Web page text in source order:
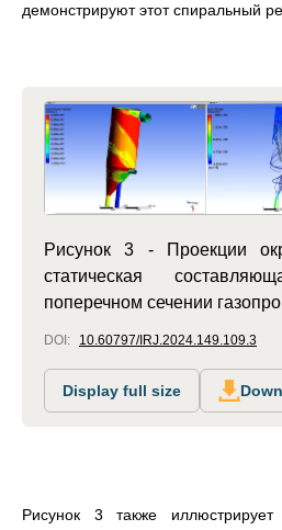
демонстрируют этот спиральный
Рисунок 3 - Проекции
статическая
поперечном сечении
DOI: 10.60797/IRJ.2024.149.109.3
Display full size
Рисунок 3 также иллюстрирует